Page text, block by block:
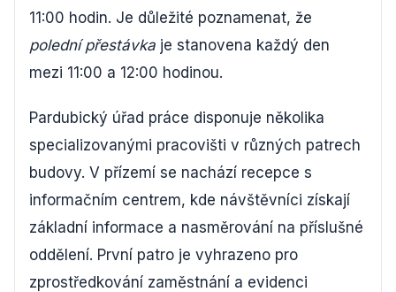
11:00 hodin. Je důležité poznamenat, že
polední přestávka je stanovena každý den
mezi 11:00 a 12:00 hodinou.
Pardubický úřad práce disponuje několika
specializovanými pracovišti v různých patrech
budovy. V přízemí se nachází recepce s
informačním centrem, kde návštěvníci získají
základní informace a nasměrování na příslušné
oddělení. První patro je vyhrazeno pro
zprostředkování zaměstnání a evidenci